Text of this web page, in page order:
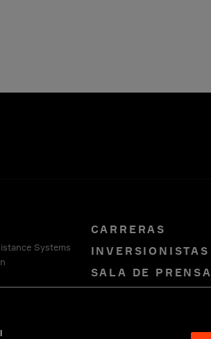
Systems
Solutions
CARRERAS
INVERSIONISTAS
SALA DE PRENSA